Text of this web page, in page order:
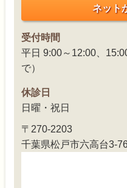
ネット
受付時間
平日 9:00～12:00、
で）
休診日
日曜・祝日
〒270-2203
千葉県松戸市六高台3-